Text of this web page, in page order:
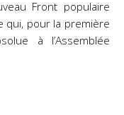
Front populaire
qui, pour la première
à l’Assemblée